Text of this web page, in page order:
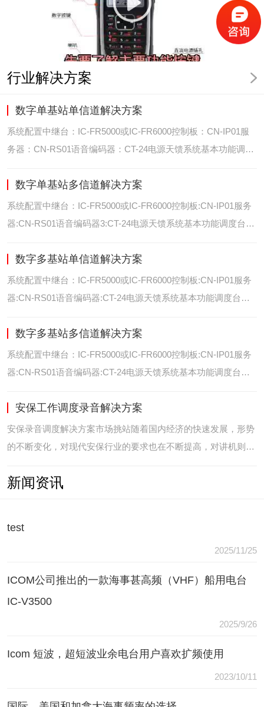
行业解决方案
数字单基站单信道解决方案
系统配置中继台：IC-FR5000或IC-FR6000控制板：CN-IP01服
务器：CN-RS01语音编码器：CT-24电源天馈系统基本功能调度
位/室内定位艾可慕数字电台具备GPS数据上传功能。而GPS定
位功能是艾可慕数字系统的标
数字单基站多信道解决方案
系统配置中继台：IC-FR5000或IC-FR6000控制板:CN-IP01服务
器:CN-RS01语音编码器3:CT-24电源天馈系统基本功能调度台录
室内定位艾可慕数字电台具备GPS数据上传功能。而GPS定位功
能是艾可慕数字系统的
数字多基站单信道解决方案
系统配置中继台：IC-FR5000或IC-FR6000控制板:CN-IP01服务
器:CN-RS01语音编码器:CT-24电源天馈系统基本功能调度台录
通过IP网络互联，通过成熟可靠的网络技术，艾可慕数字通讯将
延伸到世界的每一个角落。
数字多基站多信道解决方案
系统配置中继台：IC-FR5000或IC-FR6000控制板:CN-IP01服务
器:CN-RS01语音编码器:CT-24电源天馈系统基本功能调度台录
之间通过IP网络互联，通过成熟可靠的网络技术，艾可慕数字通
讯将延伸到世界的每一个角
安保工作调度录音解决方案
安保录音调度解决方案市场挑站随着国内经济的快速发展，形势
的不断变化，对现代安保行业的要求也在不断提高，对讲机则是
讯需要，常常会出现以下问题：（1）无可靠的报等多种保障手
新闻资讯
test
2025/11/25
ICOM公司推出的一款海事甚高频（VHF）船用电台
IC-V3500
2025/9/26
Icom 短波，超短波业余电台用户喜欢扩频使用
2023/10/11